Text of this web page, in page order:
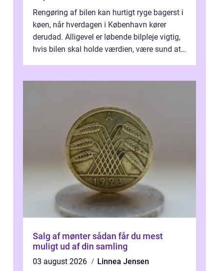
Rengøring af bilen kan hurtigt ryge bagerst i
køen, når hverdagen i København kører
derudad. Alligevel er løbende bilpleje vigtig,
hvis bilen skal holde værdien, være sund at
Salg af mønter sådan får du mest
muligt ud af din samling
03 august 2026
Linnea Jensen